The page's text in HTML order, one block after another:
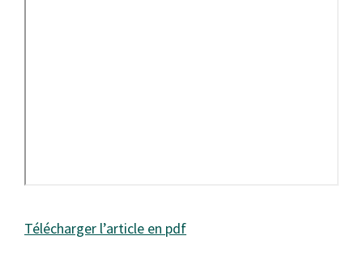
Télécharger l’article en pdf